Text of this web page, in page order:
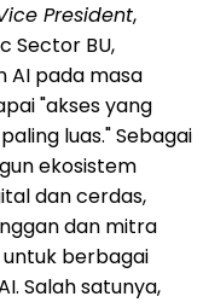
President,
Sector BU,
AI pada masa
"akses yang
luas." Sebagai
ekosistem
dan cerdas,
dan mitra
berbagai
Salah satunya,